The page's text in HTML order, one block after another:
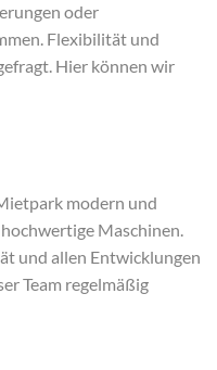
oder
Flexibilität und
Hier können wir
modern und
Maschinen.
und allen Entwicklungen
Team regelmäßig